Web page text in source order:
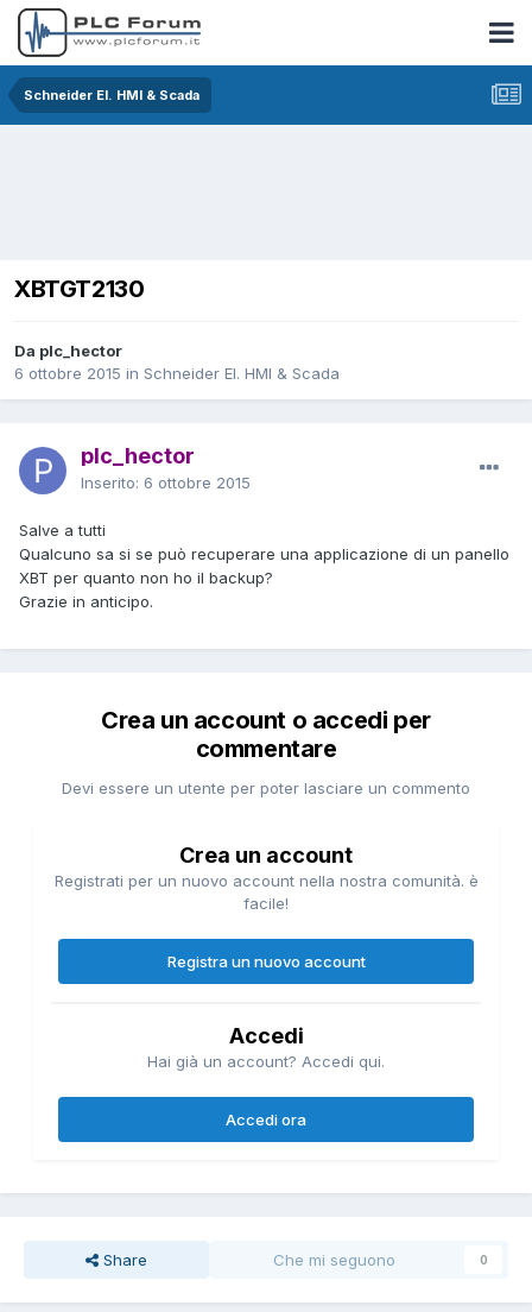
Schneider EI. HMI & Scada
XBTGT2130
Da plc_hector
6 ottobre 2015 in Schneider EI. HMI & Scada
plc_hector
Inserito: 6 ottobre 2015
Salve a tutti
Qualcuno sa si se può recuperare una applicazione di un panello
XBT per quanto non ho il backup?
Grazie in anticipo.
Crea un account o accedi per
commentare
Devi essere un utente per poter lasciare un commento
Crea un account
Registrati per un nuovo account nella nostra comunità. è
facile!
Registra un nuovo account
Accedi
Hai già un account? Accedi qui.
Accedi ora
Share Che mi seguono 0